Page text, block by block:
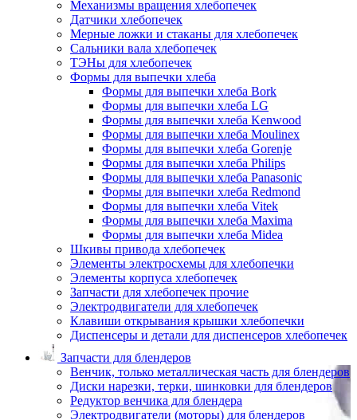
Механизмы вращения хлебопечек
Датчики хлебопечек
Мерные ложки и стаканы для хлебопечек
Сальники вала хлебопечек
ТЭНы для хлебопечек
Формы для выпечки хлеба
Формы для выпечки хлеба Bork
Формы для выпечки хлеба LG
Формы для выпечки хлеба Kenwood
Формы для выпечки хлеба Moulinex
Формы для выпечки хлеба Gorenje
Формы для выпечки хлеба Philips
Формы для выпечки хлеба Panasonic
Формы для выпечки хлеба Redmond
Формы для выпечки хлеба Vitek
Формы для выпечки хлеба Maxima
Формы для выпечки хлеба Midea
Шкивы привода хлебопечек
Элементы электросхемы для хлебопечки
Элементы корпуса хлебопечек
Запчасти для хлебопечек прочие
Электродвигатели для хлебопечек
Клавиши открывания крышки хлебопечки
Диспенсеры и детали для диспенсеров хлебопечек
Запчасти для блендеров
Венчик, только металлическая часть для блендеров
Диски нарезки, терки, шинковки для блендеров
Редуктор венчика для блендера
Электродвигатели (моторы) для блендеров